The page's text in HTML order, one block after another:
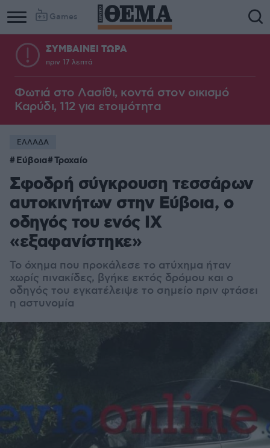
Games
ΣΥΜΒΑΙΝΕΙ ΤΩΡΑ
πριν 17 λεπτά
Φωτιά στο Λασίθι, κοντά στον οικισμό
Καρύδι, 112 για ετοιμότητα
ΕΛΛΑΔΑ
Εύβοια Τροχαίο
Σφοδρή σύγκρουση τεσσάρων
αυτοκινήτων στην Εύβοια, ο
οδηγός του ενός ΙΧ
«εξαφανίστηκε»
Το όχημα που προκάλεσε το ατύχημα ήταν
χωρίς πινακίδες, βγήκε εκτός δρόμου και ο
οδηγός του εγκατέλειψε το σημείο πριν φτάσει
η αστυνομία